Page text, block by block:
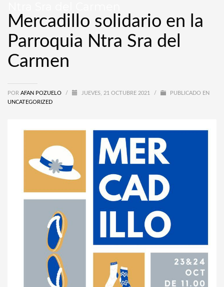
Mercadillo solidario en la
Parroquia Ntra Sra del
Carmen
POR AFAN POZUELO / JUEVES, 21 OCTUBRE 2021 /
PUBLICADO EN
UNCATEGORIZED